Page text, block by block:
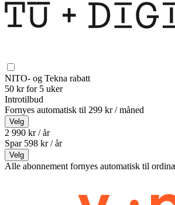
NITO- og Tekna rabatt
50 kr for 5 uker
Introtilbud
Fornyes automatisk til 299 kr / måned
Velg
2 990 kr / år
Spar 598 kr /år
Velg
Alle abonnement fornyes automatisk til